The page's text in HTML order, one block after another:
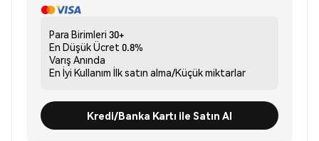
Para Birimleri 30+
En Düşük Ücret 0.8%
Varış Anında
En İyi Kullanım İlk satın alma/Küçük miktarlar
Kredi/Banka Kartı ile Satın Al